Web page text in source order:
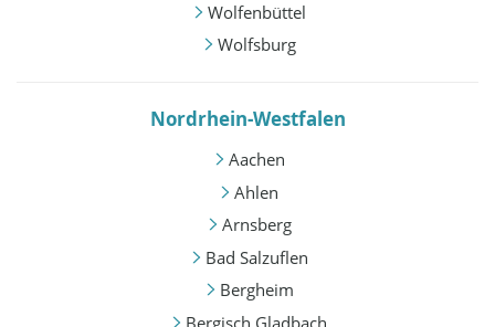
Wolfenbüttel
Wolfsburg
Nordrhein-Westfalen
Aachen
Ahlen
Arnsberg
Bad Salzuflen
Bergheim
Bergisch Gladbach